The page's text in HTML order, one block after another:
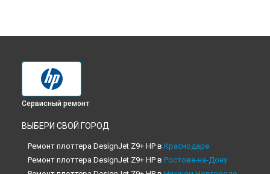
Сервисный ремонт
ВЫБЕРИ СВОЙ ГОРОД
Ремонт плоттера DesignJet Z9+ HP в Краснодаре
Ремонт плоттера DesignJet Z9+ HP в Ростове-на-Дону